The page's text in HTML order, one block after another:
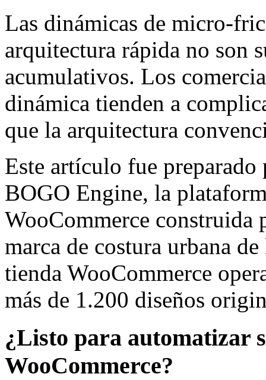
Las dinámicas de micro-
arquitectura rápida no son
acumulativos. Los
dinámica tienden a
que la arquitectura
Este artículo fue
BOGO Engine, la
WooCommerce
marca de costura urbana
tienda WooCommerce
más de 1.200 diseños
¿Listo para automatizar
WooCommerce?